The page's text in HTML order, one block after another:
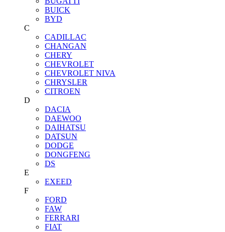
BUICK
BYD
C
CADILLAC
CHANGAN
CHERY
CHEVROLET
CHEVROLET NIVA
CHRYSLER
CITROEN
D
DACIA
DAEWOO
DAIHATSU
DATSUN
DODGE
DONGFENG
DS
E
EXEED
F
FORD
FAW
FERRARI
FIAT